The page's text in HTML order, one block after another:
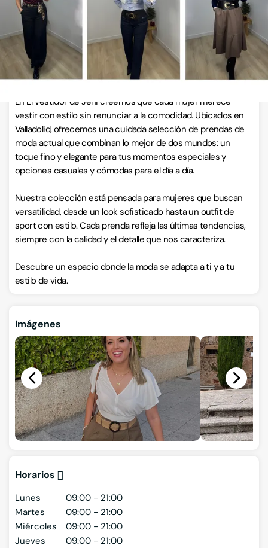
ESCRÍBENOS
Llamar ahora
En El Vestidor de Jeni creemos que cada mujer merece
vestir con estilo sin renunciar a la comodidad. Ubicados en
Valladolid, ofrecemos una cuidada selección de prendas de
moda actual que combinan lo mejor de dos mundos: un
toque fino y elegante para tus momentos especiales y
opciones casuales y cómodas para el día a día.
Nuestra colección está pensada para mujeres que buscan
versatilidad, desde un look sofisticado hasta un outfit de
sport con estilo. Cada prenda refleja las últimas tendencias,
siempre con la calidad y el detalle que nos caracteriza.
Descubre un espacio donde la moda se adapta a ti y a tu
estilo de vida.
Imágenes
Horarios
Lunes
09:00 - 21:00
Martes
09:00 - 21:00
Miércoles
09:00 - 21:00
Jueves
09:00 - 21:00